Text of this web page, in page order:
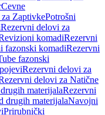
Cevne
ZaptivkePotrošni
Rezervni delovi za
komadiRezervni
fazonski komadiRezervni
fazonski
Rezervni delovi za
delovi za Natične
materijalaRezervni
drugih materijalaNavojni
Prirubnički